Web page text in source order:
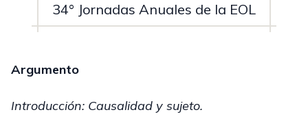
34° Jornadas Anuales de la EOL
Argumento
Introducción: Causalidad y sujeto.